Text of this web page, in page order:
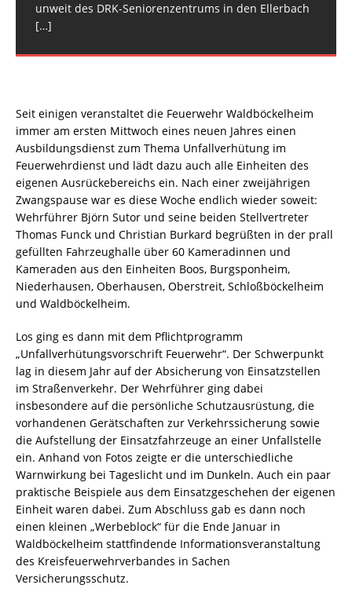
unweit des DRK-Seniorenzentrums in den Ellerbach
[…]
Spabrücken gemeldet hatten. Der[…]
Seit einigen veranstaltet die Feuerwehr Waldböckelheim
immer am ersten Mittwoch eines neuen Jahres einen
Ausbildungsdienst zum Thema Unfallverhütung im
Feuerwehrdienst und lädt dazu auch alle Einheiten des
eigenen Ausrückebereichs ein. Nach einer zweijährigen
Zwangspause war es diese Woche endlich wieder soweit:
Wehrführer Björn Sutor und seine beiden Stellvertreter
Thomas Funck und Christian Burkard begrüßten in der prall
gefüllten Fahrzeughalle über 60 Kameradinnen und
Kameraden aus den Einheiten Boos, Burgsponheim,
Niederhausen, Oberhausen, Oberstreit, Schloßböckelheim
und Waldböckelheim.
Los ging es dann mit dem Pflichtprogramm
„Unfallverhütungsvorschrift Feuerwehr“. Der Schwerpunkt
lag in diesem Jahr auf der Absicherung von Einsatzstellen
im Straßenverkehr. Der Wehrführer ging dabei
insbesondere auf die persönliche Schutzausrüstung, die
vorhandenen Gerätschaften zur Verkehrssicherung sowie
die Aufstellung der Einsatzfahrzeuge an einer Unfallstelle
ein. Anhand von Fotos zeigte er die unterschiedliche
Warnwirkung bei Tageslicht und im Dunkeln. Auch ein paar
praktische Beispiele aus dem Einsatzgeschehen der eigenen
Einheit waren dabei. Zum Abschluss gab es dann noch
einen kleinen „Werbeblock“ für die Ende Januar in
Waldböckelheim stattfindende Informationsveranstaltung
des Kreisfeuerwehrverbandes in Sachen
Versicherungsschutz.